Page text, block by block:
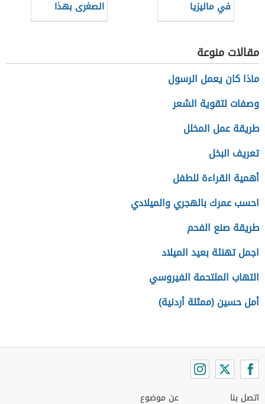
في ماليزيا
الصغرى بهذا
الاسم؟
مقالات منوعة
ماذا كان يعمل الرسول
وصفات لتقوية الشعر
طريقة عمل المخلل
تعريف البخل
أهمية القراءة للطفل
احسب عمرك بالهجري والميلادي
طريقة صنع الفحم
اجمل تهنئة بعيد الميلاد
التهاب الملتحمة الفيروسي
أمل حسين (ممثلة أردنية)
اتصل بنا عن موضوع